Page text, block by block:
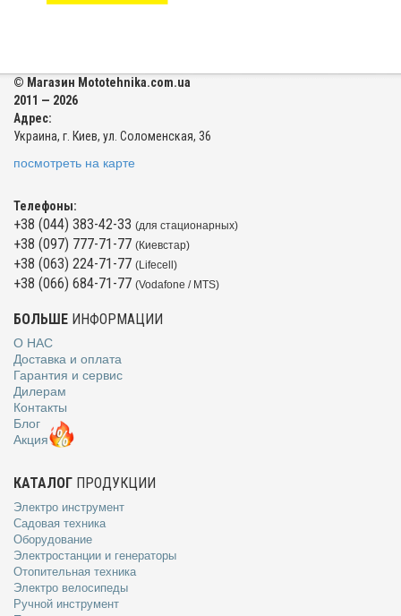
© Магазин Mototehnika.com.ua
2011 — 2026
Адрес:
Украина, г. Киев, ул. Соломенская, 36
посмотреть на карте
Телефоны:
+38 (044) 383-42-33 (для стационарных)
+38 (097) 777-71-77 (Киевстар)
+38 (063) 224-71-77 (Lifecell)
+38 (066) 684-71-77 (Vodafone / MTS)
БОЛЬШЕ ИНФОРМАЦИИ
О НАС
Доставка и оплата
Гарантия и сервис
Дилерам
Контакты
Блог
Акция
КАТАЛОГ ПРОДУКЦИИ
Электро инструмент
Садовая техника
Оборудование
Электростанции и генераторы
Отопительная техника
Электро велосипеды
Ручной инструмент